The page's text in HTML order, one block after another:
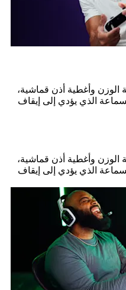
الوزن وأغطية أذن قماشية،
الذي يؤدي إلى إيقاف
الوزن وأغطية أذن قماشية،
الذي يؤدي إلى إيقاف